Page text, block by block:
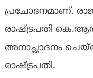
പ്രചോദനമാണ്.
രാഷ്ട്രപതി
അനാച്ഛാദനം
രാഷ്ട്രപതി.